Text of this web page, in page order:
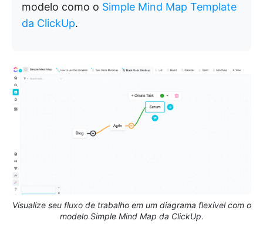
modelo como o Simple Mind Map Template
da ClickUp.
Visualize seu fluxo de trabalho em um diagrama flexível com o
modelo Simple Mind Map da ClickUp.